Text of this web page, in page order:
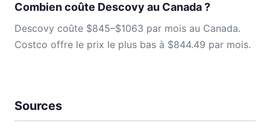
Combien coûte Descovy au Canada ?
Descovy coûte $845–$1063 par mois au Canada.
Costco offre le prix le plus bas à $844.49 par mois.
Sources